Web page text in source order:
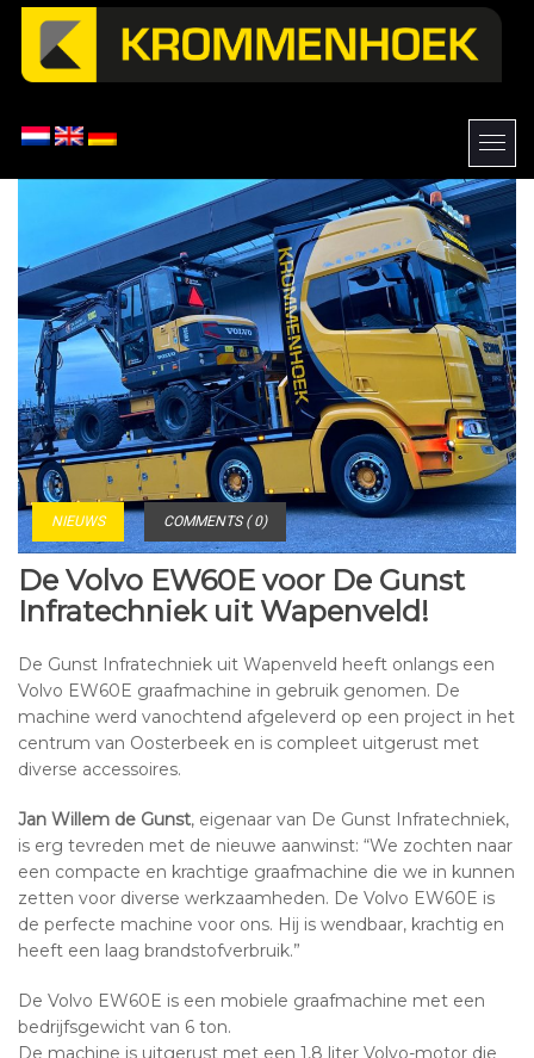
NIEUWS COMMENTS ( 0)
De Volvo EW60E voor De Gunst
Infratechniek uit Wapenveld!
De Gunst Infratechniek uit Wapenveld heeft onlangs een
Volvo EW60E graafmachine in gebruik genomen. De
machine werd vanochtend afgeleverd op een project in het
centrum van Oosterbeek en is compleet uitgerust met
diverse accessoires.
Jan Willem de Gunst, eigenaar van De Gunst Infratechniek,
is erg tevreden met de nieuwe aanwinst: “We zochten naar
een compacte en krachtige graafmachine die we in kunnen
zetten voor diverse werkzaamheden. De Volvo EW60E is
de perfecte machine voor ons. Hij is wendbaar, krachtig en
heeft een laag brandstofverbruik.”
De Volvo EW60E is een mobiele graafmachine met een
bedrijfsgewicht van 6 ton.
De machine is uitgerust met een 1,8 liter Volvo-motor die